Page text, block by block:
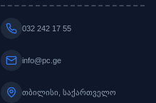
032 242 17 55
info@pc.ge
თბილისი, საქართველო